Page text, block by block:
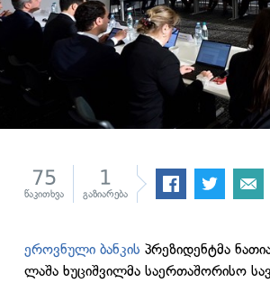
75
წაკითხვა
1
გაზიარება
ეროვნული ბანკის პრეზიდენტმა
ლაშა ხუციშვილმა საერთაშორისო